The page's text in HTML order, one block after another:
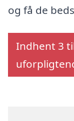
og få de
Indhent 3